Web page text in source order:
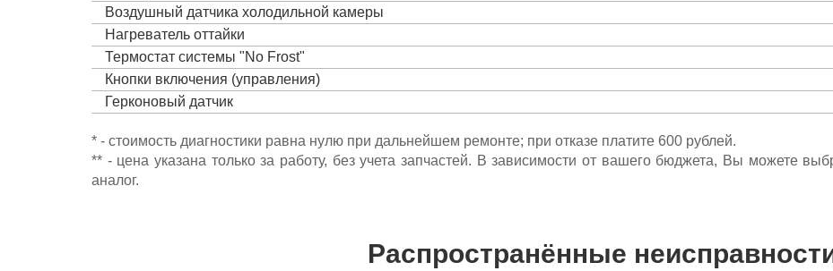
Воздушный датчика холодильной камеры
Нагреватель оттайки
Термостат системы "No Frost"
Кнопки включения (управления)
Герконовый датчик
* - стоимость диагностики равна нулю при дальнейшем ремонте; при отказе платите 600 рублей.
** - цена указана только за работу, без учета запчастей. В зависимости от вашего бюджета, Вы можете
аналог.
Распространённые